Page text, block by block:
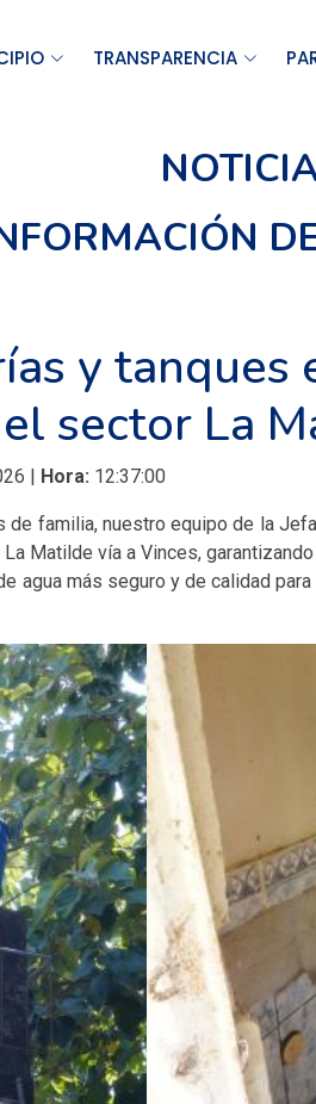
TRANSPARENCIA
y
sector La
| Hora: 12:37:00
familia, nuestro equipo de la
Matilde vía a Vinces,
agua más seguro y de calidad